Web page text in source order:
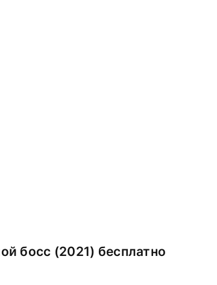
босс (2021) бесплатно